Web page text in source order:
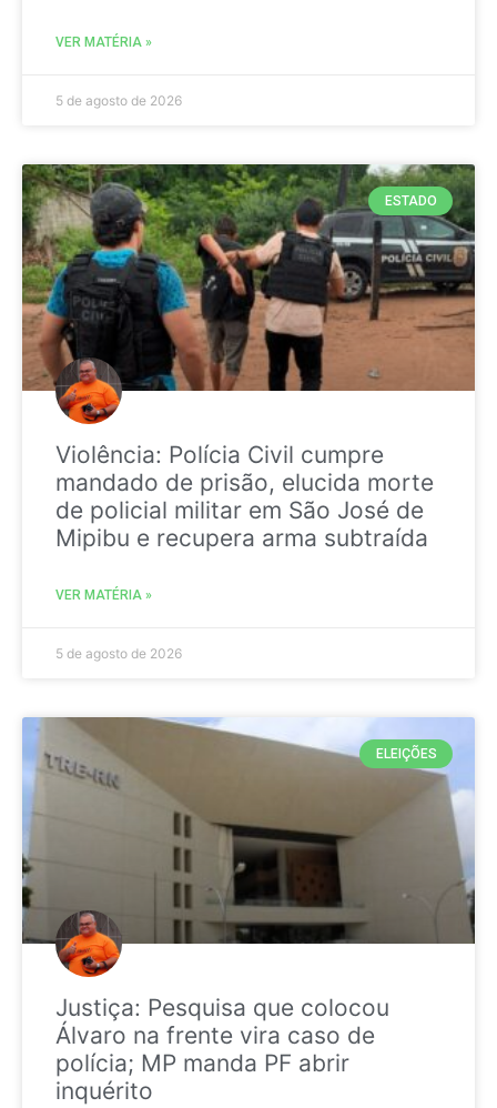
VER MATÉRIA »
5 de agosto de 2026
ESTADO
Violência: Polícia Civil cumpre
mandado de prisão, elucida morte
de policial militar em São José de
Mipibu e recupera arma subtraída
VER MATÉRIA »
5 de agosto de 2026
ELEIÇÕES
Justiça: Pesquisa que colocou
Álvaro na frente vira caso de
polícia; MP manda PF abrir
inquérito